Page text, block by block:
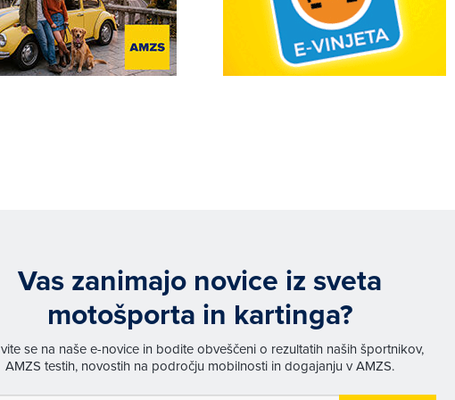
Vas zanimajo novice iz sveta
motošporta in kartinga?
se na naše e-novice in bodite obveščeni o rezultatih naših športnikov,
AMZS testih, novostih na področju mobilnosti in dogajanju v AMZS.